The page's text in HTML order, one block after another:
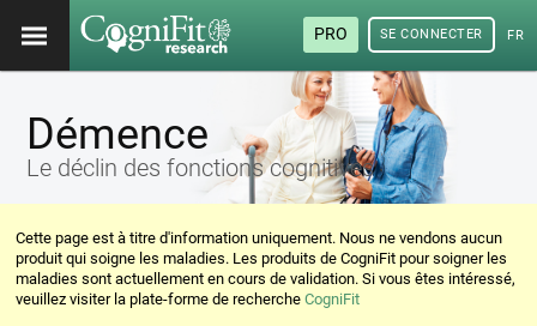
PRO SE CONNECTER
Démence
Le déclin des fonctions cognitives
Cette page est à titre d'information uniquement. Nous ne vendons aucun
produit qui soigne les maladies. Les produits de CogniFit pour soigner les
maladies sont actuellement en cours de validation. Si vous êtes intéressé,
veuillez visiter la plate-forme de rechercheCogniFit